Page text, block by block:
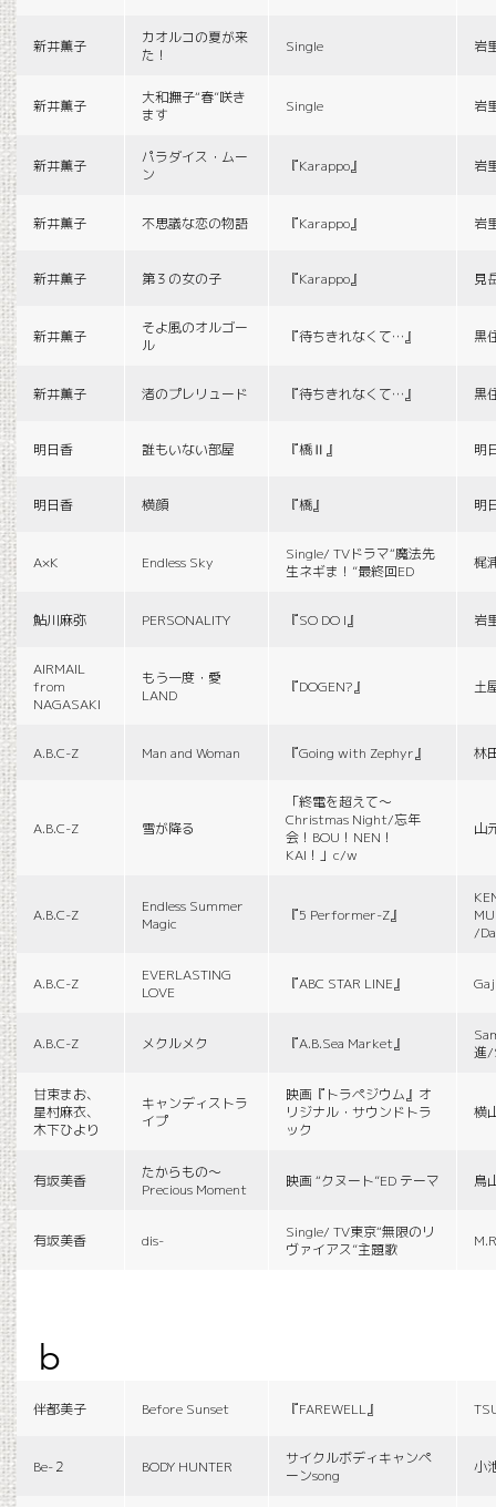
新井薫子
カオルコの夏が来
た！
Single 岩
新井薫子
大和撫子“春”咲き
ます
Single 岩
新井薫子
パラダイス・ムー
ン
『Karappo』 岩
新井薫子 不思議な恋の物語 『Karappo』 岩
新井薫子 第３の女の子 『Karappo』 見
新井薫子
そよ風のオルゴー
ル
『待ちきれなくて…』 黒
新井薫子 渚のプレリュード 『待ちきれなくて…』 黒
明日香 誰もいない部屋 『橋Ⅱ』 明
明日香 横顔 『橋』 明
A×K Endless Sky
Single/ TVドラマ“魔法先
生ネギま！”最終回ED
梶
鮎川麻弥 PERSONALITY 『SO DO I』 岩
AIRMAIL
from
NAGASAKI
もう一度・愛
LAND
『DOGEN?』 土
A.B.C-Z Man and Woman 『Going with Zephyr』 林
A.B.C-Z 雪が降る
「終電を超えて～
Christmas Night/忘年
会！BOU！NEN！
KAI！」c/w
山
A.B.C-Z
Endless Summer
Magic
『5 Performer-Z』
/
A.B.C-Z
EVERLASTING
LOVE
『ABC STAR LINE』
A.B.C-Z メクルメク 『A.B.Sea Market』
進/
甘束まお、
星村麻衣、
木下ひより
キャンディストラ
イプ
映画『トラペジウム』オ
リジナル・サウンドトラ
ック
横
有坂美香
たからもの〜
Precious Moment
映画 “クヌート”ED テーマ 鳥
有坂美香 dis-
Single/ TV東京“無限のリ
ヴァイアス”主題歌
b
伴都美子 Before Sunset 『FAREWELL』
Be-２ BODY HUNTER
サイクルボディキャンペ
ーンsong
小